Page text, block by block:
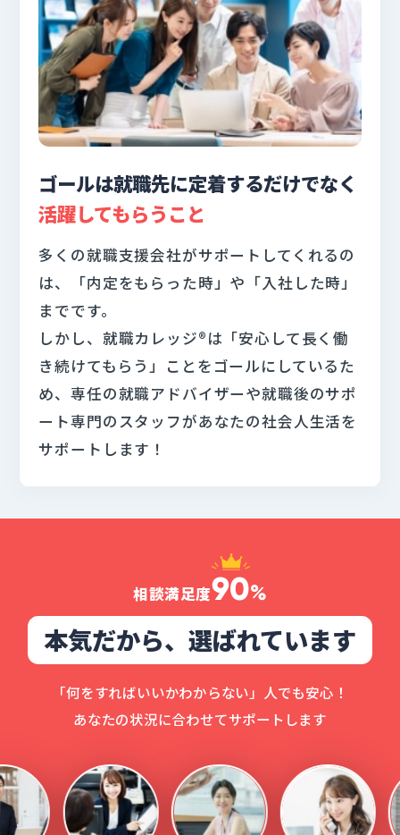
ゴールは就職先に定着するだけでなく
活躍してもらうこと
多くの就職支援会社がサポートしてくれるの
は、「内定をもらった時」や「入社した時」
までです。
しかし、就職カレッジ®は「安心して長く働
き続けてもらう」ことをゴールにしているた
め、専任の就職アドバイザーや就職後のサポ
ート専門のスタッフがあなたの社会人生活を
サポートします！
相談満足度90%
本気だから、選ばれています
「何をすればいいかわからない」人でも安心！
あなたの状況に合わせてサポートします